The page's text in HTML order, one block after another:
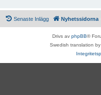
Senaste Inlägg Nyhetssidorna
Drivs av phpBB®
Swedish translation by